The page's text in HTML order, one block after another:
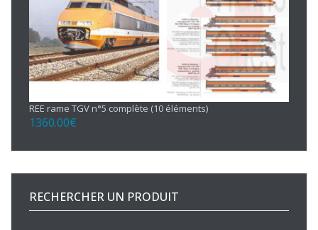
REE rame TGV n°5 complète (10 éléments)
1360.00€
RECHERCHER UN PRODUIT